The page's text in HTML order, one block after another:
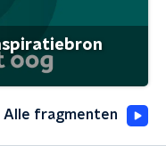
Alle fragmenten